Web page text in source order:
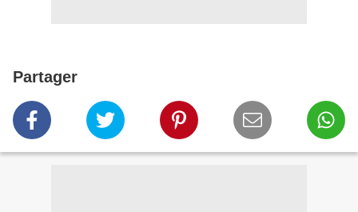
Partager